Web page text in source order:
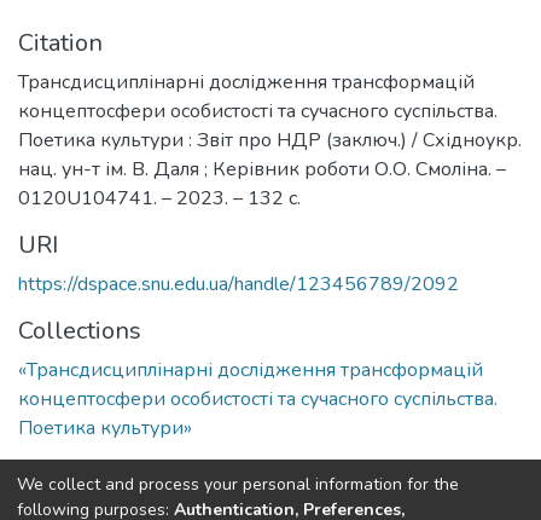
Citation
Трансдисциплінарні дослідження трансформацій
концептосфери особистості та сучасного суспільства.
Поетика культури : Звіт про НДР (заключ.) / Східноукр.
нац. ун-т ім. В. Даля ; Керівник роботи О.О. Смоліна. –
0120U104741. – 2023. – 132 с.
URI
https://dspace.snu.edu.ua/handle/123456789/2092
Collections
«Трансдисциплінарні дослідження трансформацій
концептосфери особистості та сучасного суспільства.
Поетика культури»
Full item page
We collect and process your personal information for the
following purposes: Authentication, Preferences,